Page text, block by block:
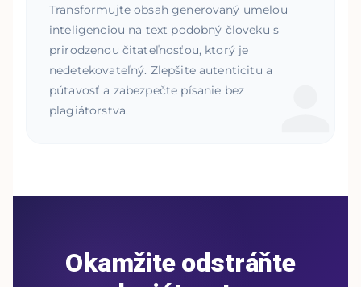
Transformujte obsah generovaný umelou
inteligenciou na text podobný človeku s
prirodzenou čitateľnosťou, ktorý je
nedetekovateľný. Zlepšite autenticitu a
pútavosť a zabezpečte písanie bez
plagiátorstva.
Okamžite odstráňte